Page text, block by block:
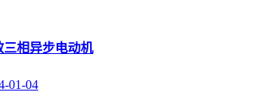
相异步电动机
01-04